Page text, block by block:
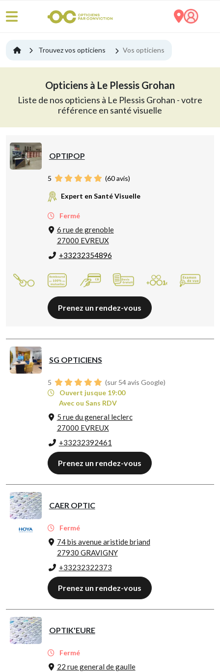
Trouvez vos opticiens Vos opticiens
Opticiens à Le Plessis Grohan
Liste de nos opticiens à Le Plessis Grohan - votre
référence en santé visuelle
OPTIPOP
5 (60avis)
Expert en Santé Visuelle
Fermé
6 rue de grenoble
27000 EVREUX
+33232354896
Prenez un rendez-vous
SG OPTICIENS
5
(sur 54 avis Google)
Ouvert jusque 19:00
Avec ou Sans RDV
5 rue du general leclerc
27000 EVREUX
+33232392461
Prenez un rendez-vous
CAER OPTIC
Fermé
74 bis avenue aristide briand
27930 GRAVIGNY
+33232322373
Prenez un rendez-vous
OPTIK'EURE
Fermé
22 rue general de gaulle